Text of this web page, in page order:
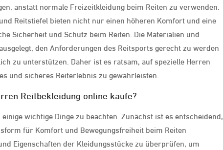
anstatt normale Freizeitkleidung beim Reiten zu verwenden.
Reitstiefel bieten nicht nur einen höheren Komfort und eine
Sicherheit und Schutz beim Reiten. Die Materialien und
den Anforderungen des Reitsports gerecht zu werden
zu unterstützen. Daher ist es ratsam, auf spezielle Herren
und sicheres Reiterlebnis zu gewährleisten.
Reitbekleidung online kaufe?
wichtige Dinge zu beachten. Zunächst ist es entscheidend,
für Komfort und Bewegungsfreiheit beim Reiten
Eigenschaften der Kleidungsstücke zu überprüfen, um